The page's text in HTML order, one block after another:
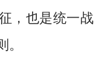
，也是统一战